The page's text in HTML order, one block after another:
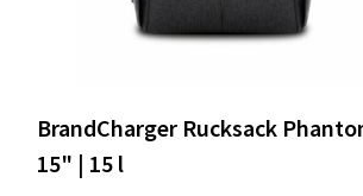
BrandCharger Rucksack
15" | 15 l